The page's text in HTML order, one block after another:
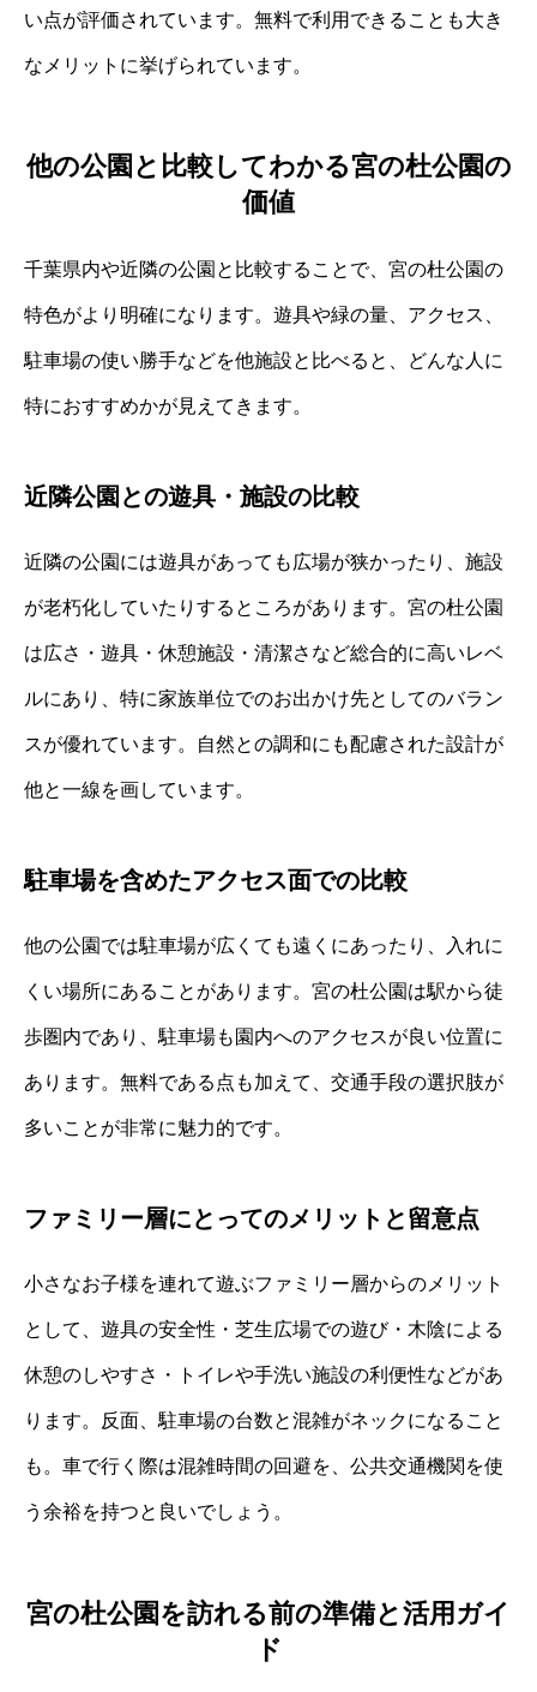
い点が評価されています。無料で利用できることも大き
なメリットに挙げられています。
他の公園と比較してわかる宮の杜公園の
価値
千葉県内や近隣の公園と比較することで、宮の杜公園の
特色がより明確になります。遊具や緑の量、アクセス、
駐車場の使い勝手などを他施設と比べると、どんな人に
特におすすめかが見えてきます。
近隣公園との遊具・施設の比較
近隣の公園には遊具があっても広場が狭かったり、施設
が老朽化していたりするところがあります。宮の杜公園
は広さ・遊具・休憩施設・清潔さなど総合的に高いレベ
ルにあり、特に家族単位でのお出かけ先としてのバラン
スが優れています。自然との調和にも配慮された設計が
他と一線を画しています。
駐車場を含めたアクセス面での比較
他の公園では駐車場が広くても遠くにあったり、入れに
くい場所にあることがあります。宮の杜公園は駅から徒
歩圏内であり、駐車場も園内へのアクセスが良い位置に
あります。無料である点も加えて、交通手段の選択肢が
多いことが非常に魅力的です。
ファミリー層にとってのメリットと留意点
小さなお子様を連れて遊ぶファミリー層からのメリット
として、遊具の安全性・芝生広場での遊び・木陰による
休憩のしやすさ・トイレや手洗い施設の利便性などがあ
ります。反面、駐車場の台数と混雑がネックになること
も。車で行く際は混雑時間の回避を、公共交通機関を使
う余裕を持つと良いでしょう。
宮の杜公園を訪れる前の準備と活用ガイ
ド